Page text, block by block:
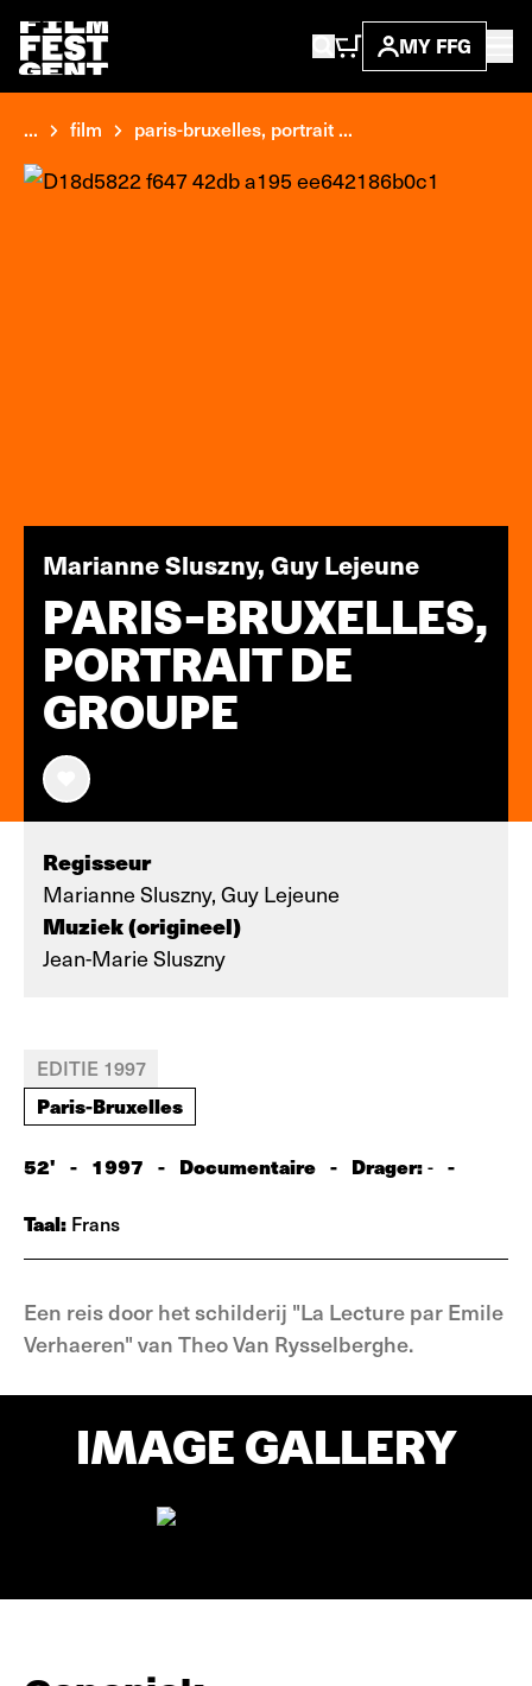
MY FFG
... film paris-bruxelles, portrait ...
Marianne Sluszny, Guy Lejeune
PARIS-BRUXELLES,
PORTRAIT DE
GROUPE
Regisseur
Marianne Sluszny, Guy Lejeune
Muziek (origineel)
Jean-Marie Sluszny
EDITIE 1997
Paris-Bruxelles
52' - 1997 - Documentaire - Drager:- -
Taal: Frans
Een reis door het schilderij "La Lecture par Emile
Verhaeren" van Theo Van Rysselberghe.
IMAGE GALLERY